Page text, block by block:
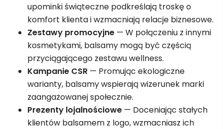
upominki świąteczne podkreślają troskę o
komfort klienta i wzmacniają relacje biznesowe.
Zestawy promocyjne — W połączeniu z innymi
kosmetykami, balsamy mogą być częścią
przyciągającego zestawu wellness.
Kampanie CSR — Promując ekologiczne
warianty, balsamy wspierają wizerunek marki
zaangażowanej społecznie.
Prezenty lojalnościowe — Doceniając stałych
klientów balsamem z logo, wzmacniasz ich